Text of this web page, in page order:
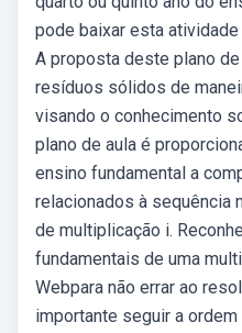
pode baixar esta
A proposta deste plano
resíduos sólidos de
visando o conhecimento
plano de aula é
ensino fundamental a
relacionados à sequência
de multiplicação i.
fundamentais de uma
Webpara não errar ao
importante seguir a